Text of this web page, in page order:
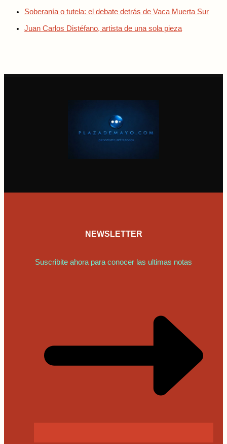
Soberanía o tutela: el debate detrás de Vaca Muerta Sur
Juan Carlos Distéfano, artista de una sola pieza
NEWSLETTER
Suscribite ahora para conocer las ultimas notas